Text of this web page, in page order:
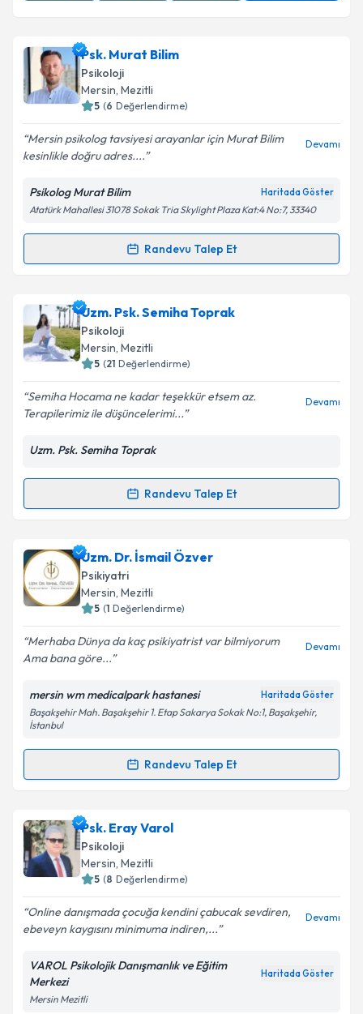
Psk. Murat Bilim
Psikoloji
Mersin, Mezitli
5 (6 Değerlendirme)
Mersin psikolog tavsiyesi arayanlar için Murat Bilim
kesinlikle doğru adres....
Devamı
Psikolog Murat Bilim Haritada Göster
Atatürk Mahallesi 31078 Sokak Tria Skylight Plaza Kat:4 No:7, 33340
Randevu Talep Et
Randevu Takvimi Talebi
Psk. Murat Bilimiçin randevu takvimi talebi oluşturun.
Size bu uzmandan randevu almanız için bir takvim
hazırlandığında e-posta ile bilgilendireceğiz.
Kişisel verilerimin işlenmesine ilişkin
kapsamda işlenmesini kabul ediyorum.
Uzm. Psk. Semiha Toprak
Psikoloji
Mersin, Mezitli
5 (21 Değerlendirme)
Semiha Hocama ne kadar teşekkür etsem az.
Terapilerimiz ile düşüncelerimi...
Devamı
Uzm. Psk. Semiha Toprak
Randevu Talep Et
Randevu Takvimi Talebi
Uzm. Psk. Semiha Toprakiçin randevu takvimi talebi
oluşturun. Size bu uzmandan randevu almanız için bir
takvim hazırlandığında e-posta ile bilgilendireceğiz.
Kişisel verilerimin işlenmesine ilişkin
Aydınlatma
Metni'ni okudum ve kişisel verilerimin belirtilen
Takvim Talebini Gönder
Uzm. Dr. İsmail Özver
Psikiyatri
Mersin, Mezitli
5 (1 Değerlendirme)
Merhaba Dünya da kaç psikiyatrist var bilmiyorum
Ama bana göre...
Devamı
mersin wm medicalpark hastanesi Haritada Göster
Başakşehir Mah. Başakşehir 1. Etap Sakarya Sokak No:1, Başakşehir,
İstanbul
Randevu Talep Et
Randevu Takvimi Talebi
Uzm. Dr. İsmail Özver
oluşturun. Size bu uzmandan randevu almanız için bir
takvim hazırlandığında e-posta ile bilgilendireceğiz.
Kişisel verilerimin işlenmesine ilişkin
Aydınlatma
kapsamda işlenmesini kabul ediyorum.
Psk. Eray Varol
Psikoloji
Mersin, Mezitli
5 (8 Değerlendirme)
Online danışmada çocuğa kendini çabucak sevdiren,
ebeveyn kaygısını minimuma indiren,...
Devamı
VAROL Psikolojik Danışmanlık ve Eğitim
Merkezi
Haritada Göster
Mersin Mezitli